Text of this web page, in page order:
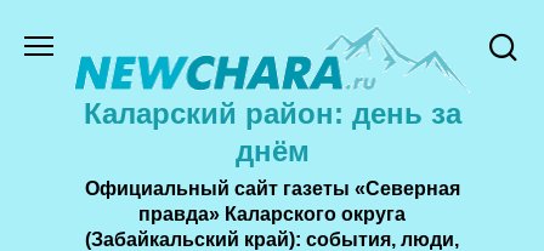
содержанию
Каларский район: день за
днём
Официальный сайт газеты «Северная
правда» Каларского округа
(Забайкальский край): события, люди,